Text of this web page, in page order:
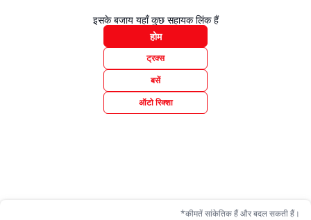
इसके बजाय यहाँ कुछ सहायक लिंक हैं
होम
ट्रक्स
बसें
ऑटो रिक्शा
*कीमतें सांकेतिक हैं और बदल सकती हैं।